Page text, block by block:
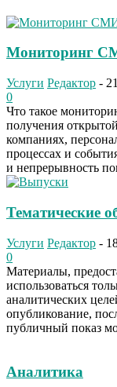
Мониторинг
Услуги Редактор -
0
Что такое
получения
компаниях,
процессах и
и непрерывность
Тематические
Услуги Редактор -
0
Материалы,
использоваться
аналитических
опубликование,
публичный показ
Аналитика